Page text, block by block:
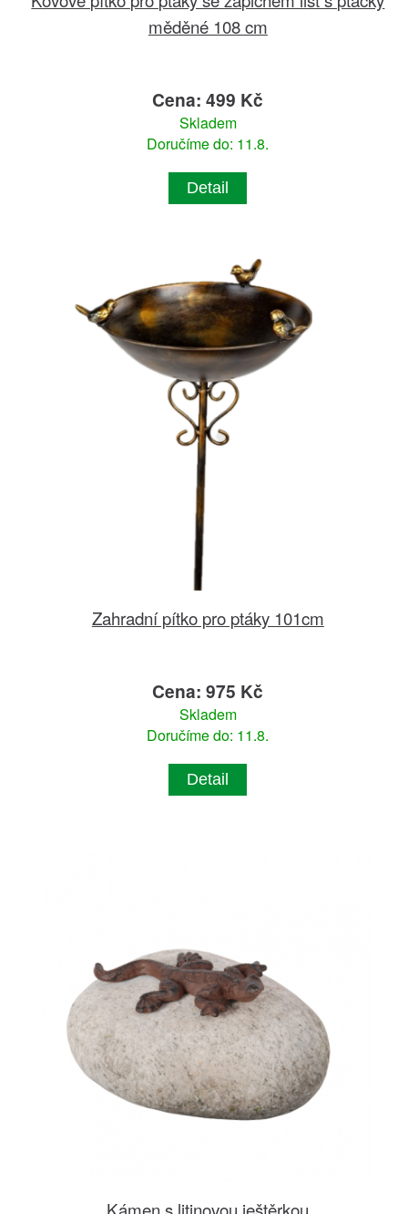
měděné 108 cm
Cena: 499 Kč
Skladem
Doručíme do: 11.8.
Detail
Zahradní pítko pro ptáky 101cm
Cena: 975 Kč
Skladem
Doručíme do: 11.8.
Detail
Kámen s litinovou ještěrkou